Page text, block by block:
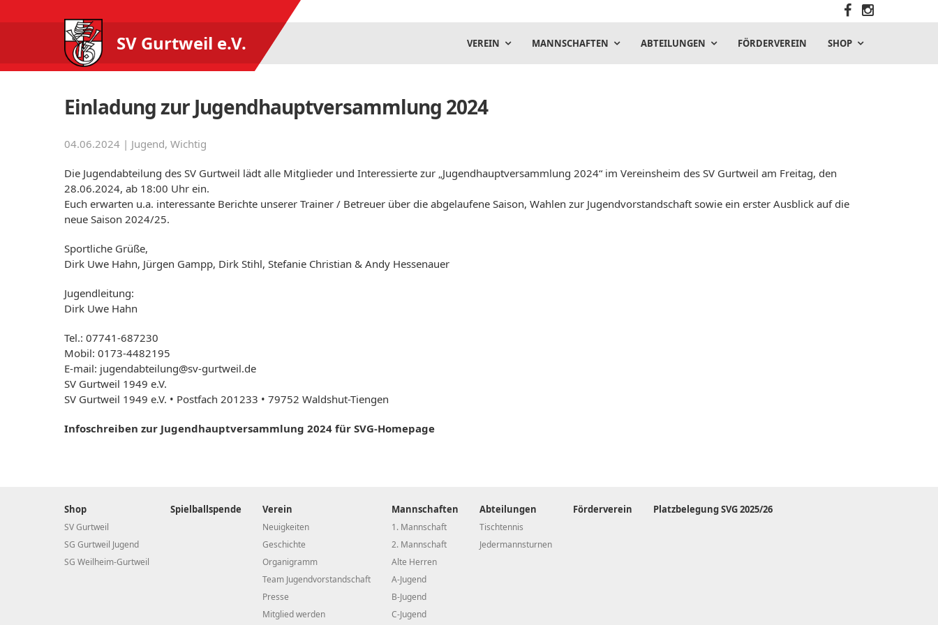
SV Gurtweil e.V. VEREIN MANNSCHAFTEN ABTEILUNGEN FÖRDERVEREIN SHOP
Einladung zur Jugendhauptversammlung 2024
04.06.2024 | Jugend, Wichtig
Die Jugendabteilung des SV Gurtweil lädt alle Mitglieder und Interessierte zur „Jugendhauptversammlung 2024“ im Vereinsheim des SV Gurtweil am Freitag, den
28.06.2024, ab 18:00 Uhr ein.
Euch erwarten u.a. interessante Berichte unserer Trainer / Betreuer über die abgelaufene Saison, Wahlen zur Jugendvorstandschaft sowie ein erster Ausblick auf die
neue Saison 2024/25.
Sportliche Grüße,
Dirk Uwe Hahn, Jürgen Gampp, Dirk Stihl, Stefanie Christian & Andy Hessenauer
Jugendleitung:
Dirk Uwe Hahn
Tel.: 07741-687230
Mobil: 0173-4482195
E-mail: jugendabteilung@sv-gurtweil.de
SV Gurtweil 1949 e.V.
SV Gurtweil 1949 e.V. • Postfach 201233 • 79752 Waldshut-Tiengen
Infoschreiben zur Jugendhauptversammlung 2024 für SVG-Homepage
Shop
SV Gurtweil
SG Gurtweil Jugend
SG Weilheim-Gurtweil
Spielballspende Verein
Neuigkeiten
Geschichte
Organigramm
Team Jugendvorstandschaft
Presse
Mitglied werden
Mannschaften
1. Mannschaft
2. Mannschaft
Alte Herren
A-Jugend
B-Jugend
C-Jugend
Abteilungen
Tischtennis
Jedermannsturnen
Förderverein Platzbelegung SVG 2025/26